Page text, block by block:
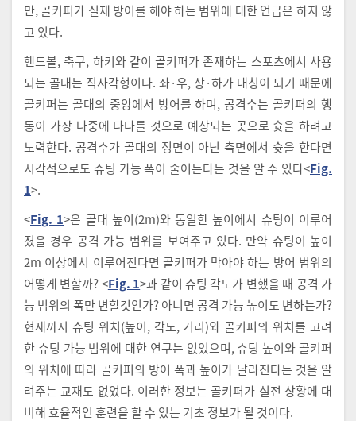
만, 골키퍼가 실제 방어를 해야 하는 범위에 대한 언급은 하지 않
고 있다.
핸드볼, 축구, 하키와 같이 골키퍼가 존재하는 스포츠에서 사용
되는 골대는 직사각형이다. 좌·우, 상·하가 대칭이 되기 때문에
골키퍼는 골대의 중앙에서 방어를 하며, 공격수는 골키퍼의 행
동이 가장 나중에 다다를 것으로 예상되는 곳으로 슛을 하려고
노력한다. 공격수가 골대의 정면이 아닌 측면에서 슛을 한다면
시각적으로도 슈팅 가능 폭이 줄어든다는 것을 알 수 있다<Fig.
1>.
<Fig. 1>은 골대 높이(2m)와 동일한 높이에서 슈팅이 이루어
졌을 경우 공격 가능 범위를 보여주고 있다. 만약 슈팅이 높이
2m 이상에서 이루어진다면 골키퍼가 막아야 하는 방어 범위의
어떻게 변할까? <Fig. 1>과 같이 슈팅 각도가 변했을 때 공격 가
능 범위의 폭만 변할것인가? 아니면 공격 가능 높이도 변하는가?
현재까지 슈팅 위치(높이, 각도, 거리)와 골키퍼의 위치를 고려
한 슈팅 가능 범위에 대한 연구는 없었으며, 슈팅 높이와 골키퍼
의 위치에 따라 골키퍼의 방어 폭과 높이가 달라진다는 것을 알
려주는 교재도 없었다. 이러한 정보는 골키퍼가 실전 상황에 대
비해 효율적인 훈련을 할 수 있는 기초 정보가 될 것이다.